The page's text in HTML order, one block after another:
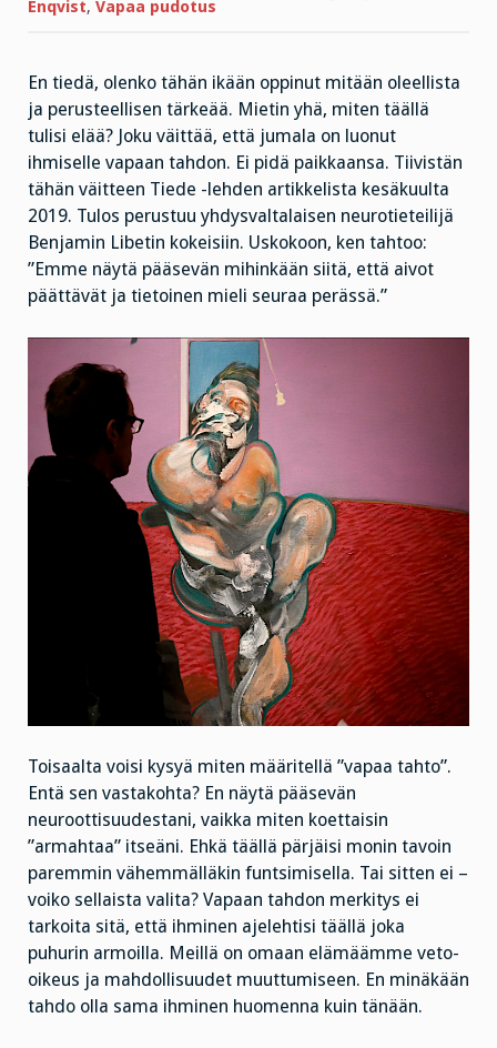
kuvan!
Enqvist, Vapaa pudotus
En tiedä, olenko tähän ikään oppinut mitään oleellista
ja perusteellisen tärkeää. Mietin yhä, miten täällä
tulisi elää? Joku väittää, että jumala on luonut
ihmiselle vapaan tahdon. Ei pidä paikkaansa. Tiivistän
tähän väitteen Tiede -lehden artikkelista kesäkuulta
2019. Tulos perustuu yhdysvaltalaisen neurotieteilijä
Benjamin Libetin kokeisiin. Uskokoon, ken tahtoo:
”Emme näytä pääsevän mihinkään siitä, että aivot
päättävät ja tietoinen mieli seuraa perässä.”
Toisaalta voisi kysyä miten määritellä ”vapaa tahto”.
Entä sen vastakohta? En näytä pääsevän
neuroottisuudestani, vaikka miten koettaisin
”armahtaa” itseäni. Ehkä täällä pärjäisi monin tavoin
paremmin vähemmälläkin funtsimisella. Tai sitten ei –
voiko sellaista valita? Vapaan tahdon merkitys ei
tarkoita sitä, että ihminen ajelehtisi täällä joka
puhurin armoilla. Meillä on omaan elämäämme veto-
oikeus ja mahdollisuudet muuttumiseen. En minäkään
tahdo olla sama ihminen huomenna kuin tänään.